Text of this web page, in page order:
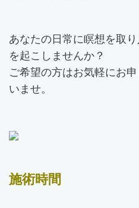
あなたの日常に瞑想を取
を起こしませんか？
ご希望の方はお気軽にお
いませ。
施術時間